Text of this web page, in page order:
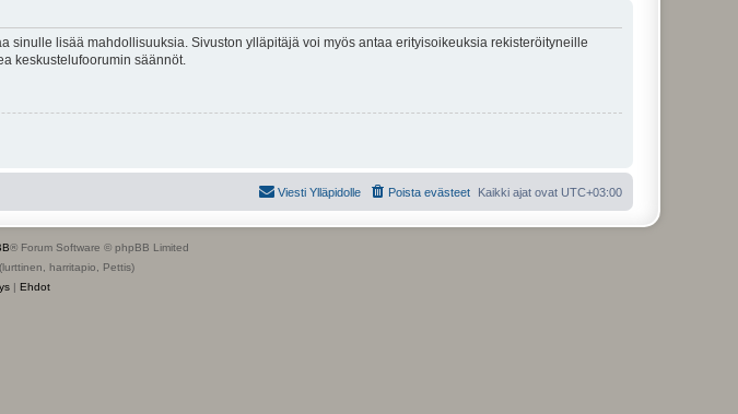
lisää mahdollisuuksia. Sivuston ylläpitäjä voi myös antaa erityisoikeuksia rekisteröityneille
keskustelufoorumin säännöt.
Kaikki ajat ovat UTC+03:00
Poista evästeet
Viesti Ylläpidolle
® Forum Software © phpBB Limited
harritapio, Pettis)
| Ehdot